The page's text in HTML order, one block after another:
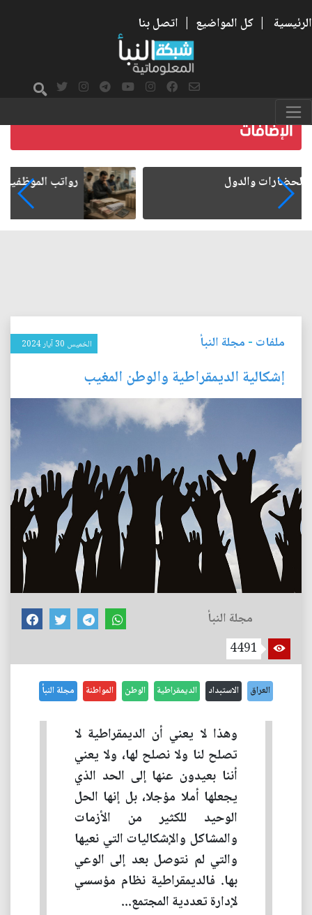
الرئيسية | كل المواضيع | اتصل بنا
رواتب الموظفين على صفيح ساخن
ملفات - مجلة النبأ الخميس 30 آيار 2024
إشكالية الديمقراطية والوطن المغيب
مجلة النبأ
4491
العراق الاستبداد الديمقراطية الوطن المواطنة مجلة النبأ
وهذا لا يعني أن الديمقراطية لا
تصلح لنا ولا نصلح لها، ولا يعني
أننا بعيدون عنها إلى الحد الذي
يجعلها أملا مؤجلا، بل إنها الحل
الوحيد للكثير من الأزمات
والمشاكل والإشكاليات التي نعيها
والتي لم نتوصل بعد إلى الوعي
بها. فالديمقراطية نظام مؤسسي
لإدارة تعددية المجتمع...